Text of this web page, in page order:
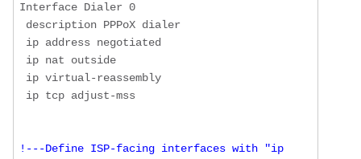
Interface Dialer 0
!---Define ISP-facing interfaces with "ip